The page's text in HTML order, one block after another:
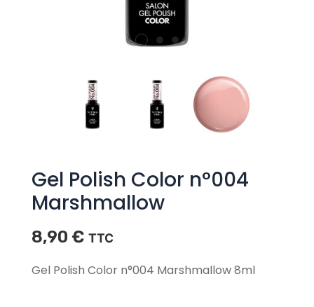
Gel Polish Color n°004
Marshmallow
8,90 € TTC
Gel Polish Color n°004 Marshmallow 8ml